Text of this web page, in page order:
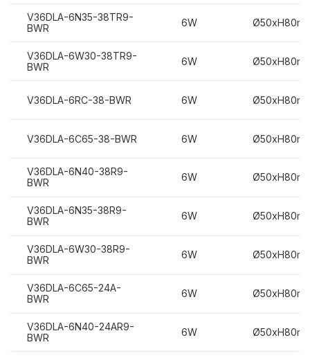
V36DLA-6N35-38TR9-
BWR
6W
V36DLA-6W30-38TR9-
BWR
6W
V36DLA-6RC-38-BWR 6W
V36DLA-6C65-38-BWR 6W
V36DLA-6N40-38R9-
BWR
6W
V36DLA-6N35-38R9-
BWR
6W
V36DLA-6W30-38R9-
BWR
6W
V36DLA-6C65-24A-
BWR
6W
V36DLA-6N40-24AR9-
BWR
6W